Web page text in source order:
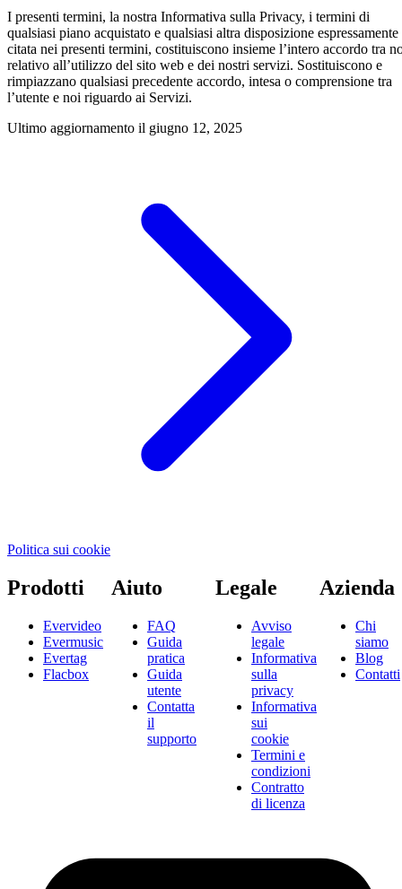
I presenti termini, la nostra Informativa sulla Privacy, i termini di
qualsiasi piano acquistato e qualsiasi altra disposizione espressamente
citata nei presenti termini, costituiscono insieme l’intero accordo tra
relativo all’utilizzo del sito web e dei nostri servizi. Sostituiscono e
rimpiazzano qualsiasi precedente accordo, intesa o comprensione tra
l’utente e noi riguardo ai Servizi.
Ultimo aggiornamento il giugno 12, 2025
Politica sui cookie
Prodotti
Evervideo
Evermusic
Evertag
Flacbox
Aiuto
FAQ
Guida
pratica
Guida
utente
Contatta
il
supporto
Legale
Avviso
legale
Informativa
sulla
privacy
Informativa
sui
cookie
Termini e
condizioni
Contratto
di licenza
Azienda
Chi
siamo
Blog
Contatti